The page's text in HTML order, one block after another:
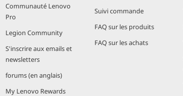
Communauté Lenovo
Pro
Legion Community
S'inscrire aux emails et
newsletters
forums (en anglais)
My Lenovo Rewards
Suivi commande
FAQ sur les produits
FAQ sur les achats